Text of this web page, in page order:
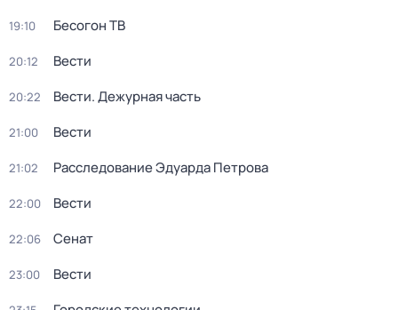
19:10 Бесогон ТВ
20:12 Вести
20:22 Вести. Дежурная часть
21:00 Вести
21:02 Расследование Эдуарда Петрова
22:00 Вести
22:06 Сенат
23:00 Вести